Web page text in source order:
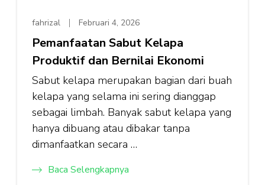
fahrizal Februari 4, 2026
Pemanfaatan Sabut Kelapa
Produktif dan Bernilai Ekonomi
Sabut kelapa merupakan bagian dari buah
kelapa yang selama ini sering dianggap
sebagai limbah. Banyak sabut kelapa yang
hanya dibuang atau dibakar tanpa
dimanfaatkan secara …
Baca Selengkapnya